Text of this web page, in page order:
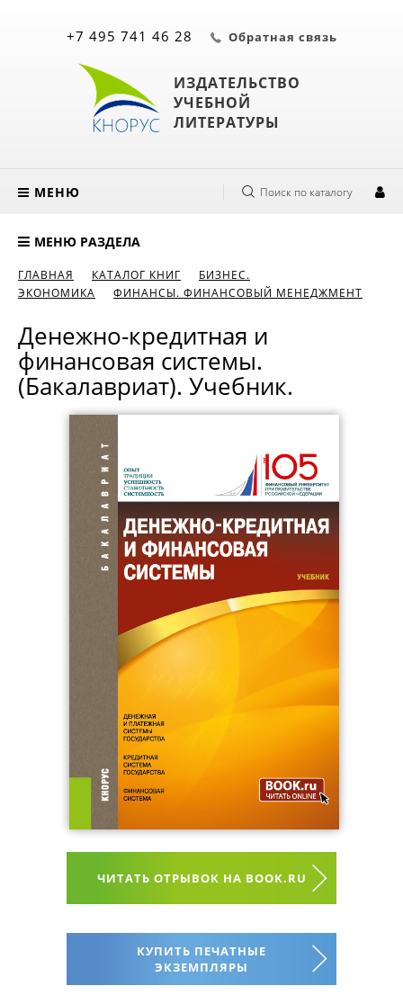
ИЗДАТЕЛЬСТВО
УЧЕБНОЙ
ЛИТЕРАТУРЫ
+7 495 741 46 28 Обратная связь
МЕНЮ Поиск по каталогу
МЕНЮ РАЗДЕЛА
ГЛАВНАЯ КАТАЛОГ КНИГ
БИЗНЕС.
ЭКОНОМИКА
ФИНАНСЫ. ФИНАНСОВЫЙ МЕНЕДЖМЕНТ
Денежно-кредитная и
финансовая системы.
(Бакалавриат). Учебник.
ЧИТАТЬ ОТРЫВОК НА BOOK.RU
КУПИТЬ ПЕЧАТНЫЕ
ЭКЗЕМПЛЯРЫ